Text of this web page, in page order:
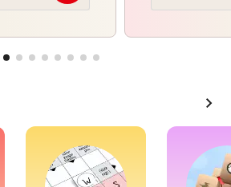
chevron_right